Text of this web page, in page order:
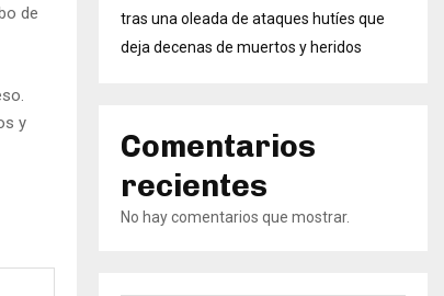
de
y
tras una oleada de ataques hutíes que
deja decenas de muertos y heridos
Comentarios
recientes
No hay comentarios que mostrar.